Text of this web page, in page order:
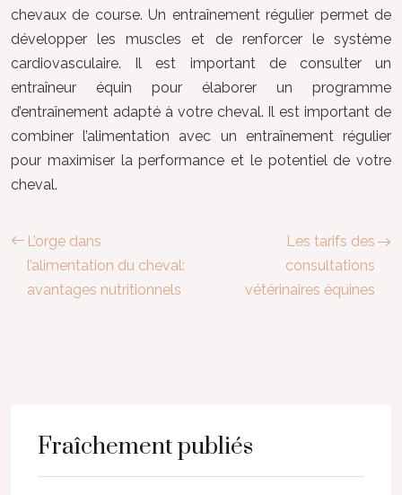
chevaux de course. Un entraînement régulier permet de
développer les muscles et de renforcer le système
cardiovasculaire. Il est important de consulter un
entraîneur équin pour élaborer un programme
d’entraînement adapté à votre cheval. Il est important de
combiner l’alimentation avec un entraînement régulier
pour maximiser la performance et le potentiel de votre
cheval.
L’orge dans
l’alimentation du cheval:
avantages nutritionnels
Les tarifs des
consultations
vétérinaires équines
Fraîchement publiés